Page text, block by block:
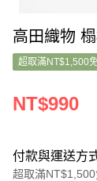
高田織物
超取滿NT$1,500
NT$990
付款與運送方
超取滿NT$1,500